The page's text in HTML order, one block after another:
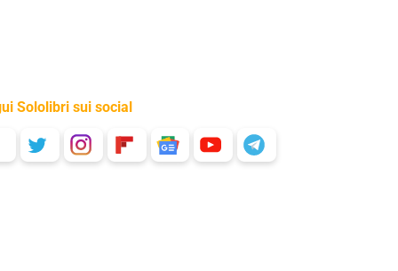
Sololibri sui social